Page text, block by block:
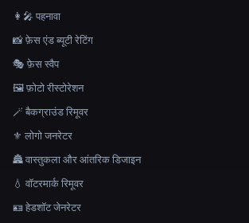
👩‍🎤 पहनावा
📸 फ़ेस एंड ब्यूटी रेटिंग
🎭 फ़ेस स्वैप
🖼️ फ़ोटो रीस्टोरेशन
🪄 बैकग्राउंड रिमूवर
⚜️ लोगो जनरेटर
🏯 वास्तुकला और आंतरिक डिजाइन
💧 वॉटरमार्क रिमूवर
🪪 हेडशॉट जेनरेटर